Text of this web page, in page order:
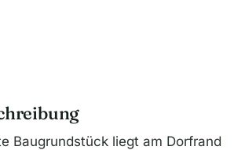
Baugrundstück liegt am Dorfrand